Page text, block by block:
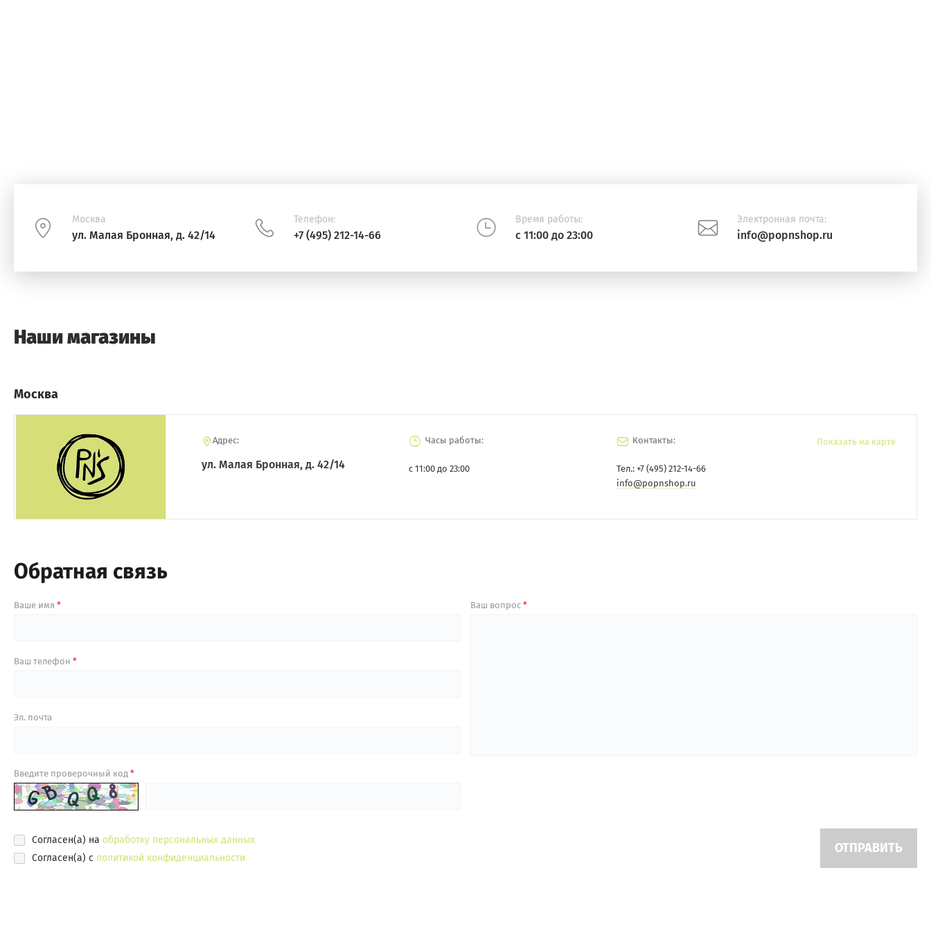
Москва
ул. Малая Бронная, д. 42/14
Телефон:
+7 (495) 212-14-66
Время работы:
с 11:00 до 23:00
Электронная почта:
info@popnshop.ru
Наши магазины
Москва
Адрес:
ул. Малая Бронная, д. 42/14
Часы работы:
с 11:00 до 23:00
Контакты:
Тел.: +7 (495) 212-14-66
info@popnshop.ru
Показать на карте
Обратная связь
Ваше имя Ваш вопрос
Ваш телефон
Эл. почта
Введите проверочный код
Согласен(а) на обработку персональных данных
Согласен(а) с политикой конфиденциальности
ОТПРАВИТЬ